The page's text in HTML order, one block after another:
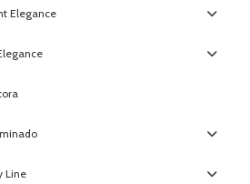
Elegance
Line